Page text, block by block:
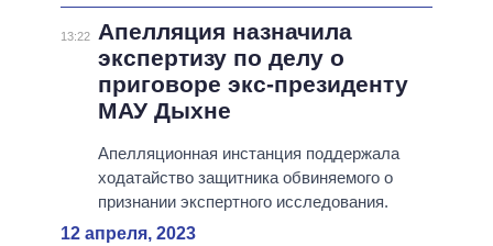
13:22
Апелляция назначила
экспертизу по делу о
приговоре экс-президенту
МАУ Дыхне
Апелляционная инстанция поддержала
ходатайство защитника обвиняемого о
признании экспертного исследования.
12 апреля, 2023